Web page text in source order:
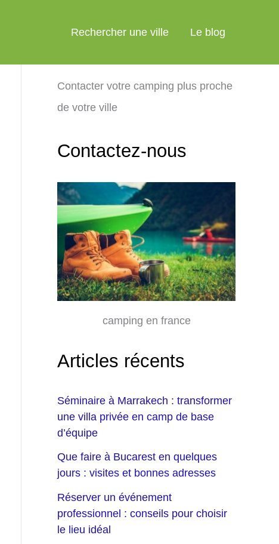
Rechercher une ville Le blog
Contacter votre camping plus proche
de votre ville
Contactez-nous
camping en france
Articles récents
Séminaire à Marrakech : transformer
une villa privée en camp de base
d’équipe
Que faire à Bucarest en quelques
jours : visites et bonnes adresses
Réserver un événement
professionnel : conseils pour choisir
le lieu idéal